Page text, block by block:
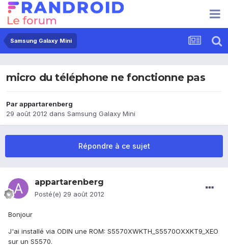
Samsung Galaxy Mini
micro du téléphone ne fonctionne pas
Parappartarenberg
29 août 2012 dans Samsung Galaxy Mini
Répondre à ce sujet
appartarenberg
Posté(e) 29 août 2012
Bonjour
J'ai installé via ODIN une ROM: S5570XWKTH_S5570OXXKT9_XEO
sur un S5570.